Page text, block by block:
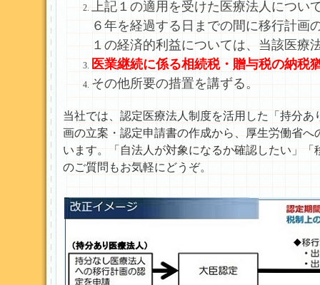
上記１の適用を受けた医療法人につい
６年を経過する日までの間に移行計画
１の経済的利益については、当該医療
医業継続に係る相続税・贈与税の納税
その他所要の措置を講ずる。
当社では、認定医療法人制度を活用した「持分
画の立案・認定申請書の作成から、厚生労働省
います。「自法人が対象になるか確認したい」
のご質問もお気軽にどうぞ。